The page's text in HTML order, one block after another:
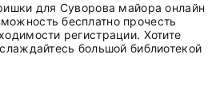
для Суворова майора онлайн
бесплатно прочесть
регистрации. Хотите
большой библиотекой